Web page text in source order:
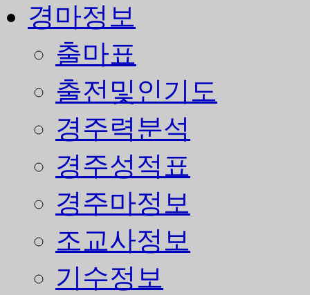
경마정보
출마표
출전및인기도
경주력분석
경주성적표
경주마정보
조교사정보
기수정보